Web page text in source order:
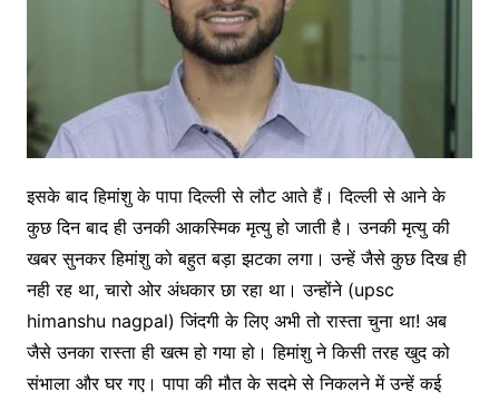
इसके बाद हिमांशु के पापा दिल्ली से लौट आते हैं। दिल्ली से आने के
कुछ दिन बाद ही उनकी आकस्मिक मृत्यु हो जाती है। उनकी मृत्यु की
खबर सुनकर हिमांशु को बहुत बड़ा झटका लगा। उन्हें जैसे कुछ दिख ही
नही रह था, चारो ओर अंधकार छा रहा था। उन्होंने (upsc
himanshu nagpal) जिंदगी के लिए अभी तो रास्ता चुना था! अब
जैसे उनका रास्ता ही खत्म हो गया हो। हिमांशु ने किसी तरह खुद को
संभाला और घर गए। पापा की मौत के सदमे से निकलने में उन्हें कई